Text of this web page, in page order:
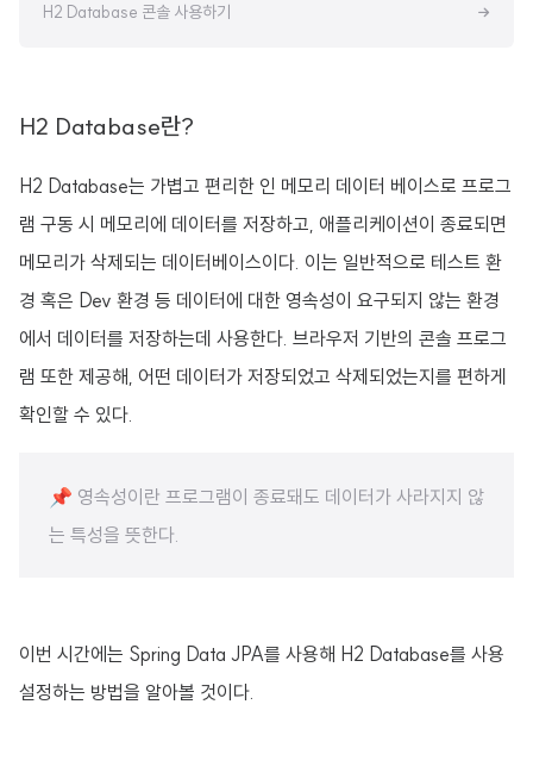
H2 Database 콘솔 사용하기
H2 Database란?
H2 Database는 가볍고 편리한 인 메모리 데이터 베이스로 프로그
램 구동 시 메모리에 데이터를 저장하고, 애플리케이션이 종료되면
메모리가 삭제되는 데이터베이스이다. 이는 일반적으로 테스트 환
경 혹은 Dev 환경 등 데이터에 대한 영속성이 요구되지 않는 환경
에서 데이터를 저장하는데 사용한다. 브라우저 기반의 콘솔 프로그
램 또한 제공해, 어떤 데이터가 저장되었고 삭제되었는지를 편하게
확인할 수 있다.
📌 영속성이란 프로그램이 종료돼도 데이터가 사라지지 않
는 특성을 뜻한다.
이번 시간에는 Spring Data JPA를 사용해 H2 Database를 사용
설정하는 방법을 알아볼 것이다.